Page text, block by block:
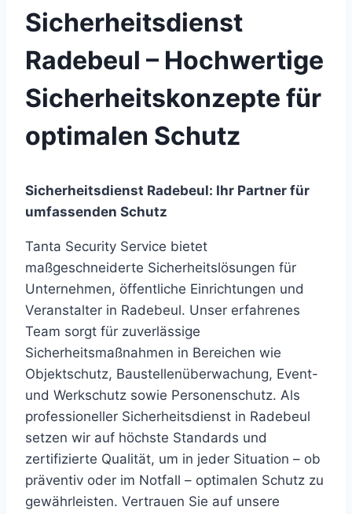
Sicherheitsdienst
Radebeul – Hochwertige
Sicherheitskonzepte für
optimalen Schutz
Sicherheitsdienst Radebeul: Ihr Partner für
umfassenden Schutz
Tanta Security Service bietet
maßgeschneiderte Sicherheitslösungen für
Unternehmen, öffentliche Einrichtungen und
Veranstalter in Radebeul. Unser erfahrenes
Team sorgt für zuverlässige
Sicherheitsmaßnahmen in Bereichen wie
Objektschutz, Baustellenüberwachung, Event-
und Werkschutz sowie Personenschutz. Als
professioneller Sicherheitsdienst in Radebeul
setzen wir auf höchste Standards und
zertifizierte Qualität, um in jeder Situation – ob
präventiv oder im Notfall – optimalen Schutz zu
gewährleisten. Vertrauen Sie auf unsere